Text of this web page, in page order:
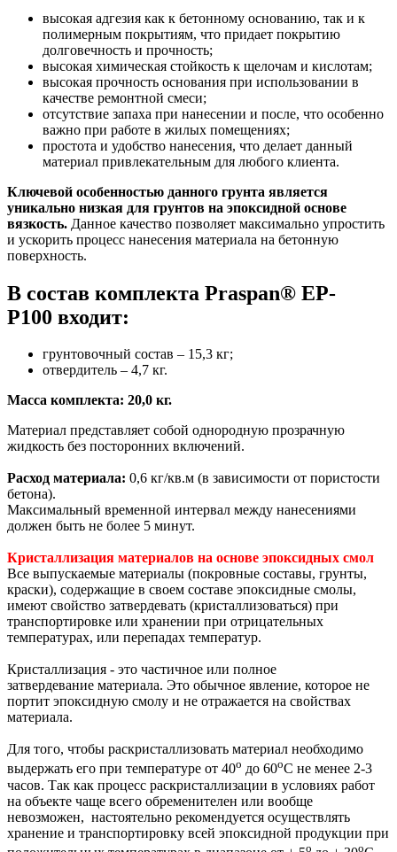
высокая адгезия как к бетонному основанию, так и к
полимерным покрытиям, что придает покрытию
долговечность и прочность;
высокая химическая стойкость к щелочам и кислотам;
высокая прочность основания при использовании в
качестве ремонтной смеси;
отсутствие запаха при нанесении и после, что особенно
важно при работе в жилых помещениях;
простота и удобство нанесения, что делает данный
материал привлекательным для любого клиента.
Ключевой особенностью данного грунта является
уникально низкая для грунтов на эпоксидной основе
вязкость. Данное качество позволяет максимально упростить
и ускорить процесс нанесения материала на бетонную
поверхность.
В состав комплекта Praspan® ЕP-
P100 входит:
грунтовочный состав – 15,3 кг;
отвердитель – 4,7 кг.
Масса комплекта: 20,0 кг.
Материал представляет собой однородную прозрачную
жидкость без посторонних включений.
Расход материала: 0,6 кг/кв.м (в зависимости от пористости
бетона).
Максимальный временной интервал между нанесениями
должен быть не более 5 минут.
Кристаллизация материалов на основе эпоксидных смол
Все выпускаемые материалы (покровные составы, грунты,
краски), содержащие в своем составе эпоксидные смолы,
имеют свойство затвердевать (кристаллизоваться) при
транспортировке или хранении при отрицательных
температурах, или перепадах температур.
Кристаллизация - это частичное или полное
затвердевание материала. Это обычное явление, которое не
портит эпоксидную смолу и не отражается на свойствах
материала.
Для того, чтобы раскристаллизовать материал необходимо
выдержать его при температуре от 40о до 60оС не менее 2-3
часов. Так как процесс раскристаллизации в условиях работ
на объекте чаще всего обременителен или вообще
невозможен, настоятельно рекомендуется осуществлять
хранение и транспортировку всей эпоксидной продукции при
о о